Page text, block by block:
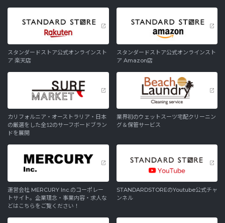
スタンダードストア公式オンラインスト
ア 楽天店
スタンダードストア公式オンラインスト
ア Amazon店
カリフォルニア・オーストラリア・日本
の厳選をした全12のサーフボードブラン
ドを展開
業界初のウェットスーツ宅配クリーニン
グ＆保管サービス
運営会社 MERCURY Inc.のコーポレー
トサイト。企業理念・事業内容・求人な
どはこちらをご覧ください！
STANDARDSTOREのYoutube公式チャ
ンネル